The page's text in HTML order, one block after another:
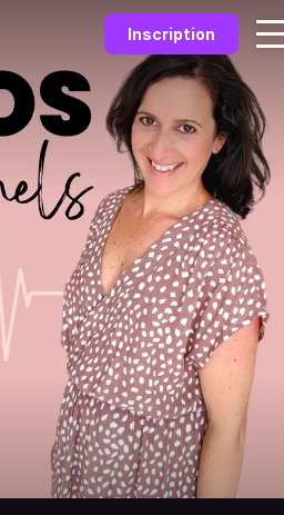
Inscription